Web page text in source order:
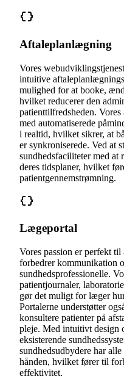
Aftaleplanlægning
Vores
intuitive
mulighed for at booke,
hvilket reducerer den
patienttilfredsheden.
med automatiserede
i realtid, hvilket sikrer, at
er synkroniserede. Ved at
sundhedsfaciliteter med at
deres tidsplaner, hvilket
patientgennemstrømning.
Lægeportal
Vores passion er perfekt
forbedrer kommunikation
sundhedsprofessionelle.
patientjournaler,
gør det muligt for læger
Portalerne understøtter
konsultere patienter på
pleje. Med intuitivt design
eksisterende
sundhedsudbydere har
hånden, hvilket fører til
effektivitet.